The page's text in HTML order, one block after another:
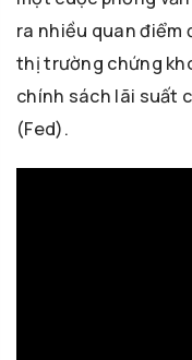
ra nhiều quan điểm
thị trường chứng
chính sách lãi suất
(Fed).